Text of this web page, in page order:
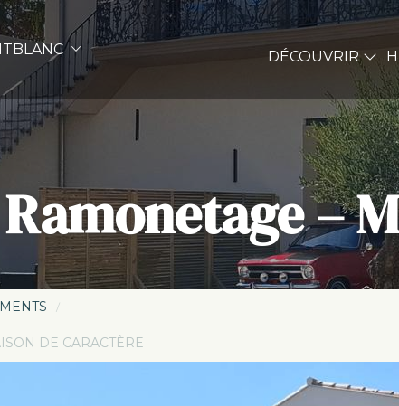
DÉCOUVRIR
–
DE CARACTÈRE